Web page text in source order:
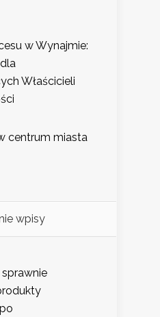
w Wynajmie:
Właścicieli
centrum miasta
wpisy